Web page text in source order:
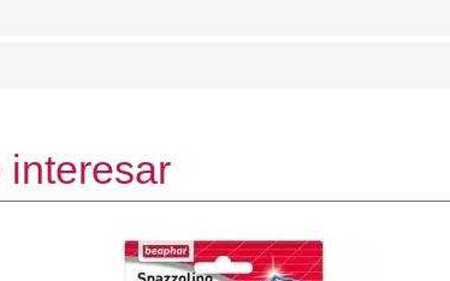
interesar